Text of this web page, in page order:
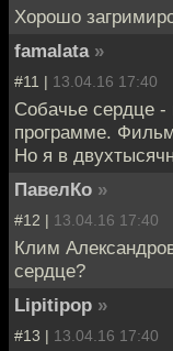
Хорошо
famalata »
#11 | 13.04.16 17:40
Собачье сердце -
программе.
Но я в
ПавелКо »
#12 | 13.04.16 17:40
Клим
сердце?
Lipitipop »
#13 | 13.04.16 17:40